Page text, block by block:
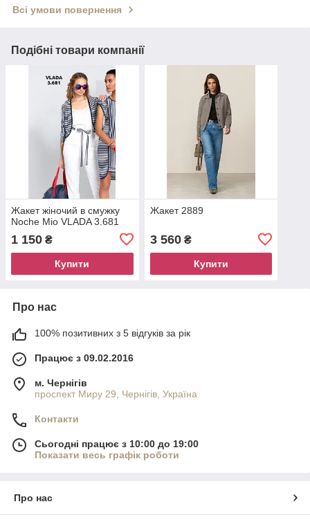
Всі умови повернення
Подібні товари компанії
Жакет жіночий в смужку
Noche Mio VLADA 3.681
1 150 ₴
Купити
Жакет 2889
3 560₴
Купити
Про нас
100% позитивних з 5 відгуків за рік
Працює з 09.02.2016
м. Чернігів
проспект Миру 29, Чернігів, Україна
Контакти
Сьогодні працює з 10:00 до 19:00
Показати весь графік роботи
Про нас